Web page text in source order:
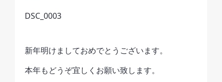
DSC_0003
新年明けましておめでとうございます。
本年もどうぞ宜しくお願い致します。